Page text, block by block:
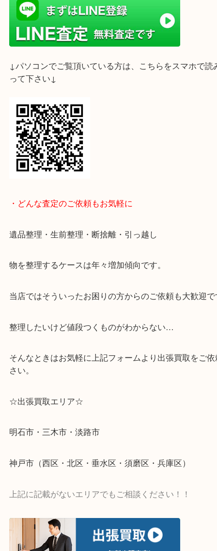
皆様にご満足いただけるサービスを提供できるよ
めてまいります。
ライン査定始めました☆お友だち登録お願いしま
って下さい↓
・どんな査定のご依頼もお気軽に
遺品整理・生前整理・断捨離・引っ越し
物を整理するケースは年々増加傾向です。
当店ではそういったお困りの方からのご依頼も大歓
整理したいけど値段つくものがわからない…
そんなときはお気軽に上記フォームより出張買取を
☆出張買取エリア☆